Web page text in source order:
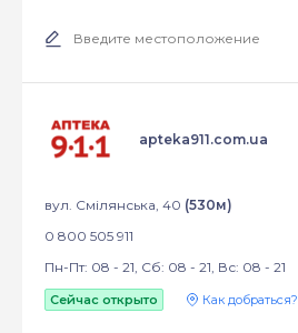
apteka911.com.ua
вул. Смілянська, 40 (530м)
0 800 505 911
Пн-Пт: 08 - 21, Сб: 08 - 21, Вс: 08 - 21
Сейчас открыто Как добраться?